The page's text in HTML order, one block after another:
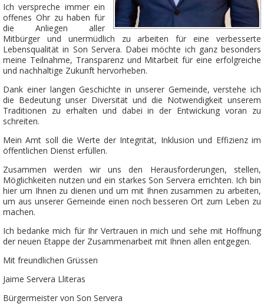
Ich verspreche immer ein
offenes Ohr zu haben für
die Anliegen aller
Mitbürger und unermüdlich zu arbeiten für eine verbesserte
Lebensqualität in Son Servera. Dabei möchte ich ganz besonders
meine Teilnahme, Transparenz und Mitarbeit für eine erfolgreiche
und nachhaltige Zukunft hervorheben.
Dank einer langen Geschichte in unserer Gemeinde, verstehe ich
die Bedeutung unser Diversität und die Notwendigkeit unserem
Traditionen zu erhalten und dabei in der Entwickung voran zu
schreiten.
Mein Amt soll die Werte der Integrität, Inklusion und Effizienz im
öffentlichen Dienst erfüllen.
Zusammen werden wir uns den Herausforderungen, stellen,
Möglichkeiten nutzen und ein starkes Son Servera errichten. Ich bin
hier um Ihnen zu dienen und um mit Ihnen zusammen zu arbeiten,
um aus unserer Gemeinde einen noch besseren Ort zum Leben zu
machen.
Ich bedanke mich für Ihr Vertrauen in mich und sehe mit Hoffnung
der neuen Etappe der Zusammenarbeit mit Ihnen allen entgegen.
Mit freundlichen Grüssen
Jaime Servera Lliteras
Bürgermeister von Son Servera